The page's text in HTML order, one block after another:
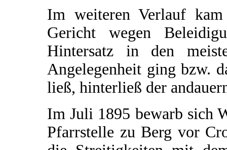
Im weiteren Verlauf
Gericht wegen
Hintersatz in den
Angelegenheit ging bzw.
ließ, hinterließ der
Im Juli 1895 bewarb sich
Pfarrstelle zu Berg vor